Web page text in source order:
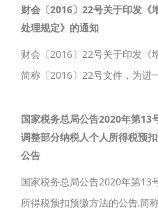
行。
财会〔2016〕22号关于印发《
处理规定》的通知
财会〔2016〕22号关于印发《
简称〔2016〕22号文件，为进
规定》。
国家税务总局公告2020年第13
调整部分纳税人个人所得税预
公告
国家税务总局公告2020年第13
所得税预扣预缴方法的公告,简